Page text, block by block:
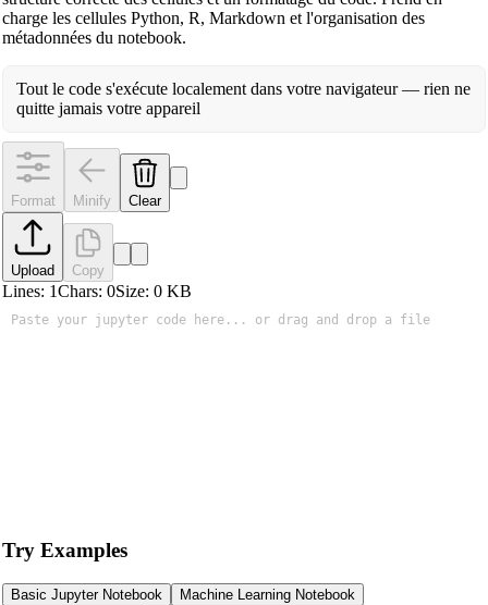
charge les cellules Python, R, Markdown et l'organisation des
métadonnées du notebook.
Tout le code s'exécute localement dans votre navigateur — rien ne
quitte jamais votre appareil
Format Minify Clear
Upload Copy
Lines: 1Chars: 0Size: 0KB
Try Examples
Basic Jupyter Notebook
Machine Learning Notebook